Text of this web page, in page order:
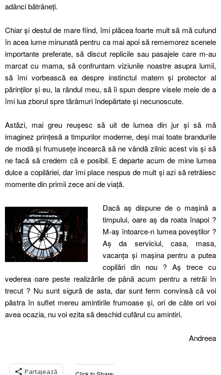
adânci bătrâneți.
Chiar şi destul de mare fiind, îmi plăcea foarte mult să mă cufund
în acea lume minunată pentru ca mai apoi să rememorez scenele
importante preferate, să discut replicile sau pasajele care m-au
marcat cu mama, să confruntam viziunile noastre asupra lumii,
să îmi vorbească ea despre instinctul matern şi protector al
părinților şi eu, la rândul meu, să îi spun despre visele mele de a
îmi lua zborul spre tărâmuri îndepărtate şi necunoscute.
Astăzi, mai greu reuşesc să uit de lumea din jur şi să mă
imaginez prințesă a timpurilor moderne, deşi mai toate brandurile
de modă şi frumusețe incearcă să ne vândă zilnic acest vis şi să
ne facă să credem că e posibil. E departe acum de mine lumea
dulce a copilăriei, dar îmi place nespus de mult şi azi să retrăiesc
momente din primii zece ani de viață.
Dacă aş dispune de o maşină a
timpului, oare aş da roata înapoi ?
M-aş întoarce-n lumea poveştilor ?
Aş da serviciul, casa, masa,
vacanța şi maşina pentru a putea
copilări din nou ? Aş trece cu
vederea oare peste realizările de până acum pentru a retrăi în
trecut ? Nu sunt sigură de asta, dar sunt ferm convinsă că voi
păstra în suflet mereu amintirile frumoase şi, ori de câte ori voi
avea ocazia, nu voi ezita să deschid cufărul cu amintiri.
Andreea
Partajează